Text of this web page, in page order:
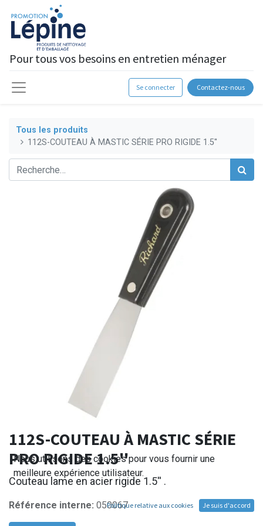
Pour tous vos besoins en entretien ménager
Se connecter Contactez-nous
Tous les produits
112S-COUTEAU À MASTIC SÉRIE PRO RIGIDE 1.5''
112S-COUTEAU À MASTIC SÉRIE
PRO RIGIDE 1.5''
Couteau lame en acier rigide 1.5'' .
Référence interne: 050067
Nous utilisons des cookies pour vous fournir une
meilleure expérience utilisateur.
Politique relative aux cookies Je suis d'accord